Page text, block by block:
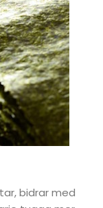
bidrar med